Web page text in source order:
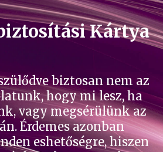
Kártya
biztosan nem az
hogy mi lesz, ha
vagy megsérülünk az
Érdemes azonban
eshetőségre, hiszen